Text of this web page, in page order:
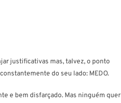
justificativas mas, talvez, o ponto
do seu lado: MEDO.
e bem disfarçado. Mas ninguém quer